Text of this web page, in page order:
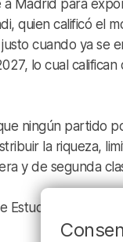
Madrid para
quien calificó el
cuando ya se
lo cual
ningún partido
la riqueza,
y de segunda
Estudios de ELA